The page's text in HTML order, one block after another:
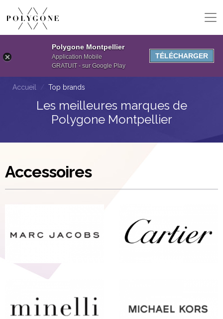
Polygone Montpellier
Application Mobile
GRATUIT - sur Google Play
TÉLÉCHARGER
Accueil Top brands
Les meilleures marques de
Polygone Montpellier
Accessoires